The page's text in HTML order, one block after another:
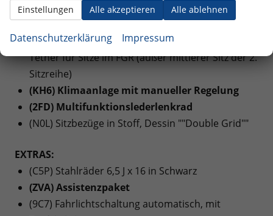
einstell- und beheizbar
(3L1) Höheneinstellung für Sitz links, manuell
(3A0) Kindersitzverankerung (I-Size) und Top
Tether für Sitze im FGR (außer mittlerer Sitz der 2.
Sitzreihe)
(KH6) Klimaanlage mit manueller Regelung
(2FD) Multifunktionslederlenkrad
(N0L) Sitzbezüge in Stoff, Dessin ""Double Grid""
EXTRAS:
(C5P) Stahlräder 6,5 J x 16 in Schwarz
(ZVA) Assistenzpaket
(9C7) Fahrlichtschaltung automatisch, mit
Alle akzeptieren Alle ablehnen
Einstellungen
Datenschutzerklärung Impressum